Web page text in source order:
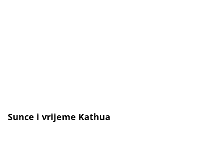
Sunce i vrijeme Kathua